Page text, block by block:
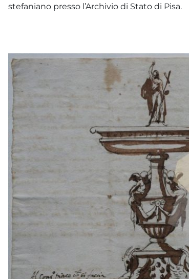
stefaniano presso l’Archivio di Stato di Pisa.